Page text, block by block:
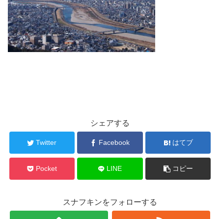
シェアする
Twitter Facebook はてブ
Pocket LINE コピー
スナフキンをフォローする